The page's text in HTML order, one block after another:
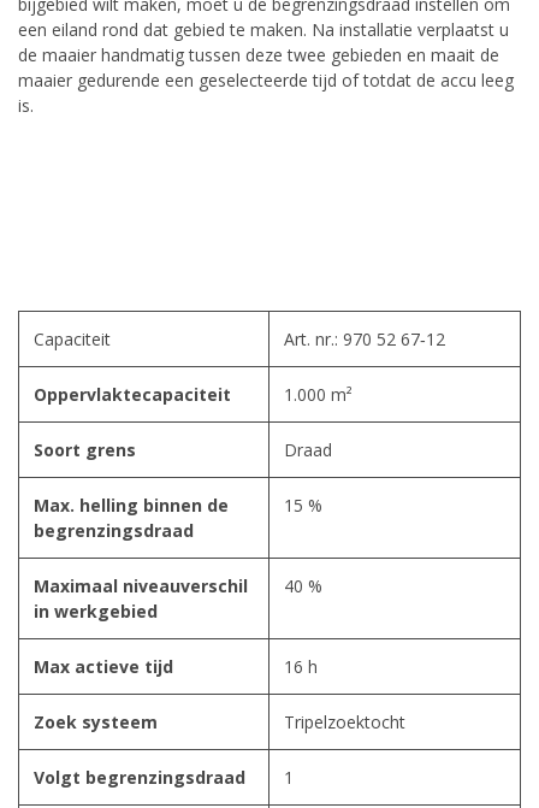
een eiland rond dat gebied te maken. Na installatie verplaatst u
de maaier handmatig tussen deze twee gebieden en maait de
maaier gedurende een geselecteerde tijd of totdat de accu leeg
is.
Capaciteit Art. nr.: 970 52 67‑12
Oppervlaktecapaciteit 1.000 m²
Soort grens Draad
Max. helling binnen de
begrenzingsdraad
15 %
Maximaal niveauverschil
in werkgebied
40 %
Max actieve tijd 16 h
Zoek systeem Tripelzoektocht
Volgt begrenzingsdraad 1